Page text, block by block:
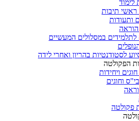
לימוד
ראשי תיבות
ותעודות
הוראה
לתלמידים במסלולים המעשיים
לסטודנטיות בהריון ואחרי לידה
הפקולטה
ויחידות
וחוגים
פקולטה